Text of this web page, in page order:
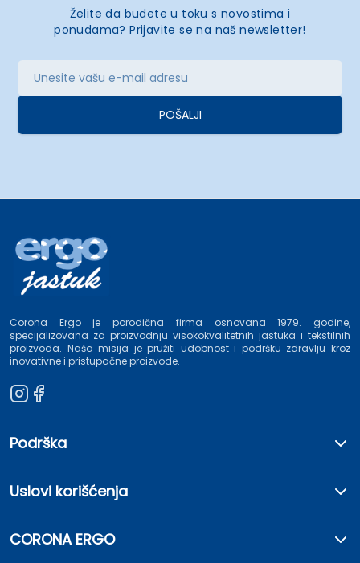
Želite da budete u toku s novostima i
ponudama? Prijavite se na naš newsletter!
POŠALJI
Corona Ergo je porodična firma osnovana 1979. godine,
specijalizovana za proizvodnju visokokvalitetnih jastuka i tekstilnih
proizvoda. Naša misija je pružiti udobnost i podršku zdravlju kroz
inovativne i pristupačne proizvode.
Podrška
Uslovi korišćenja
CORONA ERGO